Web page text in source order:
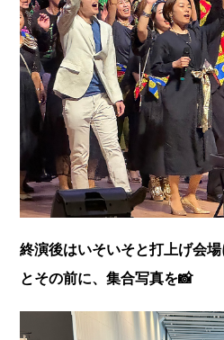
終演後はいそいそと打上げ会
とその前に、集合写真を📸